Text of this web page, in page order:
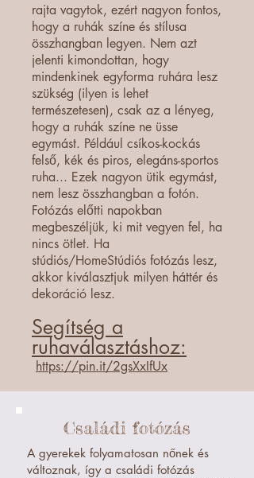
rajta vagytok, ezért nagyon fontos,
hogy a ruhák színe és stílusa
összhangban legyen. Nem azt
jelenti kimondottan, hogy
mindenkinek egyforma ruhára lesz
szükség (ilyen is lehet
természetesen), csak az a lényeg,
hogy a ruhák színe ne üsse
egymást. Például csíkos-kockás
felső, kék és piros, elegáns-sportos
ruha... Ezek nagyon ütik egymást,
nem lesz összhangban a fotón.
Fotózás előtti napokban
megbeszéljük, ki mit vegyen fel, ha
nincs ötlet. Ha
stúdiós/HomeStúdiós fotózás lesz,
akkor kiválasztjuk milyen háttér és
dekoráció lesz.
Segítség a
ruhaválasztáshoz:
https://pin.it/2gsXxIfUx
Családi fotózás
A gyerekek folyamatosan nőnek és
változnak, így a családi fotózás